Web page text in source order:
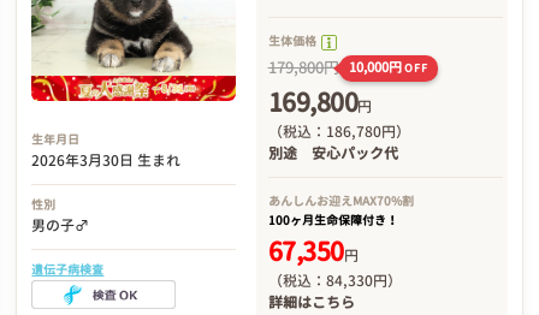
生年月日
2026年3月30日 生まれ
性別
男の子♂
遺伝子病検査
生体価格
179,800円 10,000円OFF
169,800円
（税込：186,780円）
別途 安心パック代
あんしんお迎えMAX70%割
100ヶ月生命保障付き！
67,350円
（税込：84,330円）
詳細はこちら